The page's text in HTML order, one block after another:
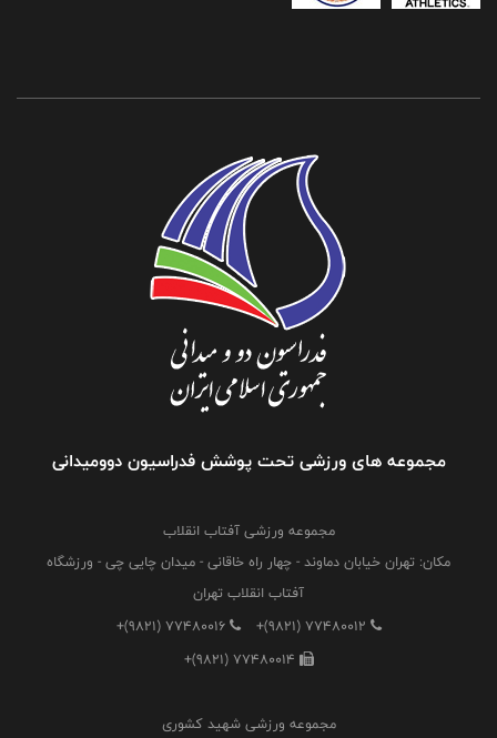
مجموعه های ورزشی تحت پوشش فدراسیون دوومیدانی
مجموعه ورزشی آفتاب انقلاب
مکان: تهران خیابان دماوند - چهار راه خاقانی - میدان چایی چی - ورزشگاه
آفتاب انقلاب تهران
+(9821) 77480012
+(9821) 77480016
+(9821) 77480014
مجموعه ورزشی شهید کشوری